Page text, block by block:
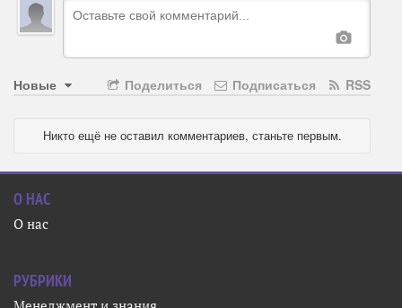
Новые RSS
Подписаться
Поделиться
Никто ещё не оставил комментариев, станьте первым.
О НАС
О нас
РУБРИКИ